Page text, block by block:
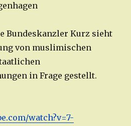
Bundeskanzler Kurz sieht
von muslimischen
in Frage gestellt.
watch?v=7-